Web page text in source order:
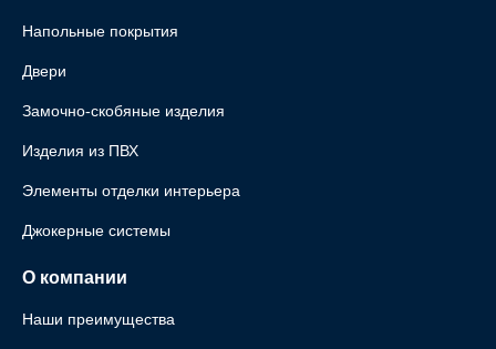
Напольные покрытия
Двери
Замочно-скобяные изделия
Изделия из ПВХ
Элементы отделки интерьера
Джокерные системы
О компании
Наши преимущества